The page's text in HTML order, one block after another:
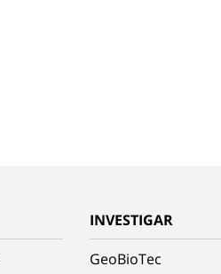
INVESTIGAR
GeoBioTec